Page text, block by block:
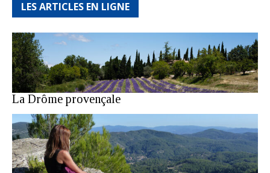
LES ARTICLES EN LIGNE
La Drôme provençale